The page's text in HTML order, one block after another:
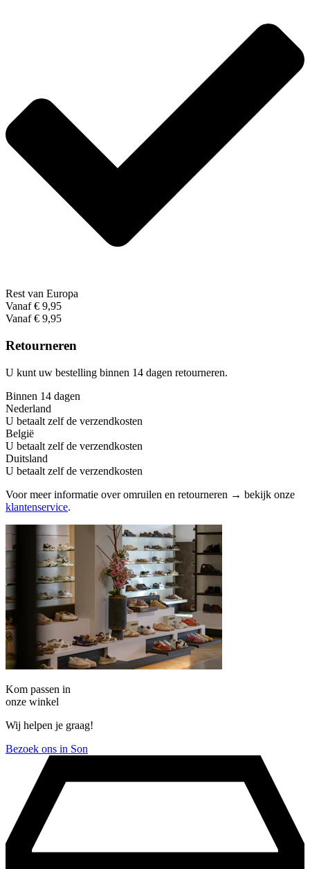
Rest van Europa
Vanaf € 9,95
Vanaf € 9,95
Retourneren
U kunt uw bestelling binnen 14 dagen retourneren.
Binnen 14 dagen
Nederland
U betaalt zelf de verzendkosten
België
U betaalt zelf de verzendkosten
Duitsland
U betaalt zelf de verzendkosten
Voor meer informatie over omruilen en retourneren → bekijk onze
klantenservice.
Kom passen in
onze winkel
Wij helpen je graag!
Bezoek ons in Son